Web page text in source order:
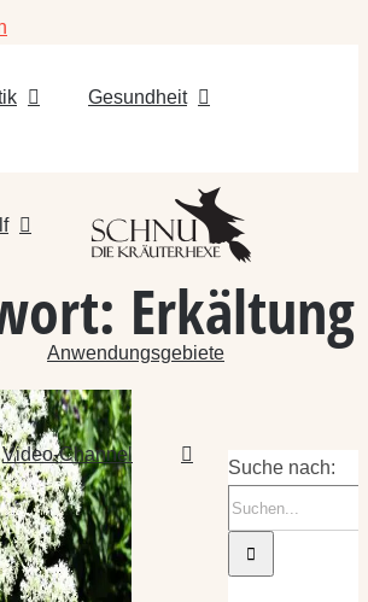
Gesundheit
Anwendungsgebiete
Video-Channel
Erkältung
Suche nach: